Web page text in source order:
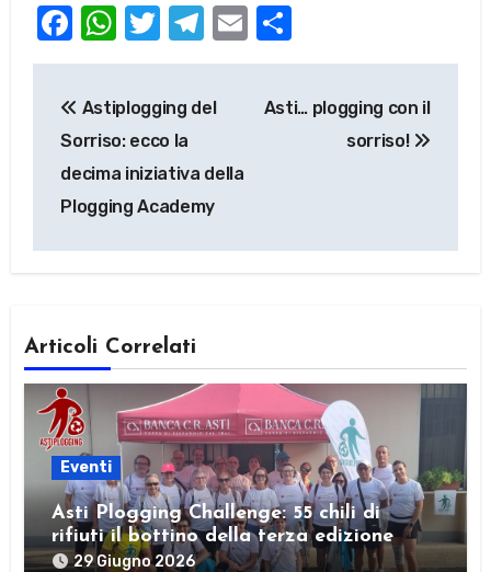
Facebook
WhatsApp
Twitter
Telegram
EmailCondividi
articoli
Astiplogging del
Sorriso: ecco la
decima iniziativa della
Plogging Academy
Asti… plogging con il
sorriso!
Articoli Correlati
Eventi
Asti Plogging Challenge: 55 chili di
rifiuti il bottino della terza edizione
29 Giugno 2026